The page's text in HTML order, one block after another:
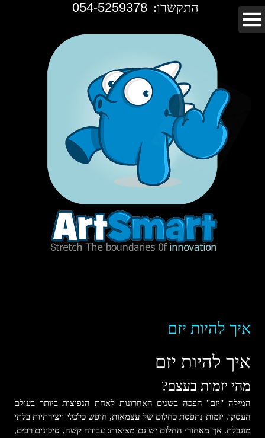
התקשרו: 054-5259378
איך להיות יזם
איך להיות יזם
מהי יזמות בעצם?
המילה "יזם" הפכה בשנים האחרונות לאחת הנפוצות ביותר בעולם
העסקי. יזמות נתפסת כחלום של עצמאות, חופש כלכלי ויצירתיות בלתי
מוגבלת. אך מאחורי החלום יש גם מציאות: עבודה קשה, סיכונים רבים,